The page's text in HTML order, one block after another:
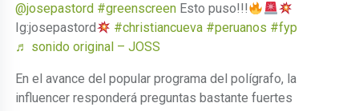
@josepastord #greenscreen Esto puso!!!
Ig:josepastord
#christiancueva #peruanos #fyp
♬ sonido original – JOSS
En el avance del popular programa del polígrafo, la
influencer responderá preguntas bastante fuertes